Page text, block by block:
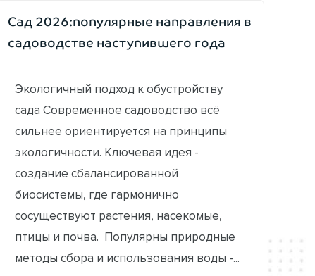
Сад 2026:популярные направления в
садоводстве наступившего года
Экологичный подход к обустройству
сада Современное садоводство всё
сильнее ориентируется на принципы
экологичности. Ключевая идея -
создание сбалансированной
биосистемы, где гармонично
сосуществуют растения, насекомые,
птицы и почва. Популярны природные
методы сбора и использования воды -...